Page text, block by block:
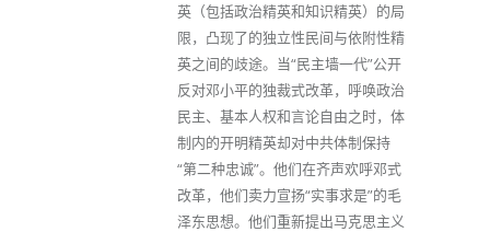
英（包括政治精英和知识精英）的局
限，凸现了的独立性民间与依附性精
英之间的歧途。当“民主墙一代”公开
反对邓小平的独裁式改革，呼唤政治
民主、基本人权和言论自由之时，体
制内的开明精英却对中共体制保持
“第二种忠诚”。他们在齐声欢呼邓式
改革，他们卖力宣扬“实事求是”的毛
泽东思想。他们重新提出马克思主义